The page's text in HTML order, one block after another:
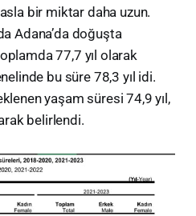
bir miktar daha uzun.
Adana’da doğuşta
77,7 yıl olarak
bu süre 78,3 yıl idi.
yaşam süresi 74,9 yıl,
belirlendi.